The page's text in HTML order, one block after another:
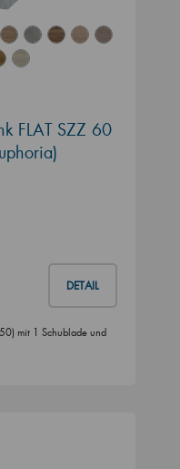
FLAT SZZ 60
DETAIL
mit 1 Schublade und